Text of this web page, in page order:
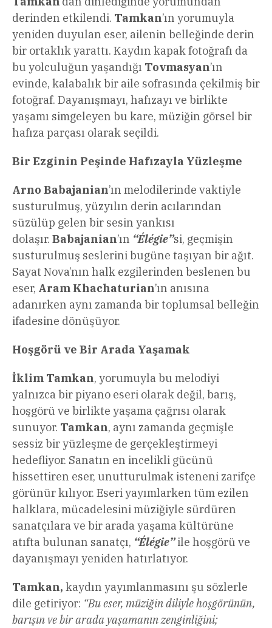
derinden etkilendi. Tamkan’ın yorumuyla
yeniden duyulan eser, ailenin belleğinde derin
bir ortaklık yarattı. Kaydın kapak fotoğrafı da
bu yolculuğun yaşandığı Tovmasyan’ın
evinde, kalabalık bir aile sofrasında çekilmiş bir
fotoğraf. Dayanışmayı, hafızayı ve birlikte
yaşamı simgeleyen bu kare, müziğin görsel bir
hafıza parçası olarak seçildi.
Bir Ezginin Peşinde Hafızayla Yüzleşme
Arno Babajanian’ın melodilerinde vaktiyle
susturulmuş, yüzyılın derin acılarından
süzülüp gelen bir sesin yankısı
dolaşır. Babajanian’ın “Élégie”si, geçmişin
susturulmuş seslerini bugüne taşıyan bir ağıt.
Sayat Nova’nın halk ezgilerinden beslenen bu
eser, Aram Khachaturian’ın anısına
adanırken aynı zamanda bir toplumsal belleğin
ifadesine dönüşüyor.
Hoşgörü ve Bir Arada Yaşamak
İklim Tamkan, yorumuyla bu melodiyi
yalnızca bir piyano eseri olarak değil, barış,
hoşgörü ve birlikte yaşama çağrısı olarak
sunuyor. Tamkan, aynı zamanda geçmişle
sessiz bir yüzleşme de gerçekleştirmeyi
hedefliyor. Sanatın en incelikli gücünü
hissettiren eser, unutturulmak isteneni zarifçe
görünür kılıyor. Eseri yayımlarken tüm ezilen
halklara, mücadelesini müziğiyle sürdüren
sanatçılara ve bir arada yaşama kültürüne
atıfta bulunan sanatçı, “Élégie”ile hoşgörü ve
dayanışmayı yeniden hatırlatıyor.
Tamkan, kaydın yayımlanmasını şu sözlerle
dile getiriyor: “Bu eser, müziğin diliyle hoşgörünün,
barışın ve bir arada yaşamanın zenginliğini;